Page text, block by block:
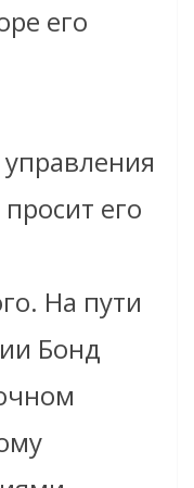
его
его
На пути
Бонд